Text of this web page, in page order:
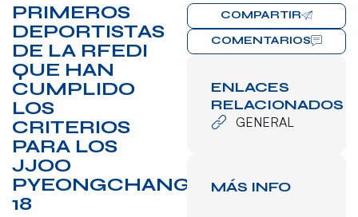
PRIMEROS
DEPORTISTAS
DE LA RFEDI
QUE HAN
CUMPLIDO
LOS
CRITERIOS
PARA LOS
JJOO
PYEONGCHANG?
18
COMPARTIR
COMENTARIOS
ENLACES
RELACIONADOS
GENERAL
MÁS INFO